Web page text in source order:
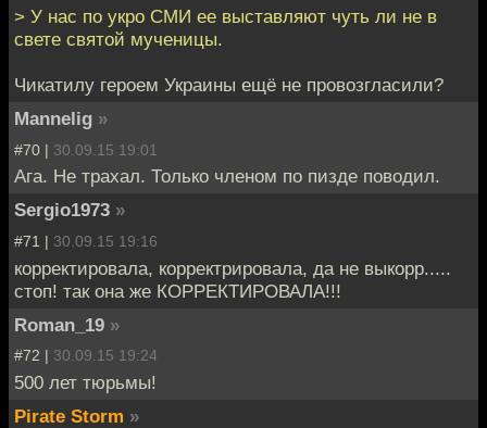
> У нас по укро СМИ ее выставляют чуть ли не в
свете святой мученицы.
Чикатилу героем Украины ещё не провозгласили?
Mannelig »
#70 | 30.09.15 19:01
Ага. Не трахал. Только членом по пизде поводил.
Sergio1973 »
#71 | 30.09.15 19:16
корректировала, корректрировала, да не выкорр.....
стоп! так она же КОРРЕКТИРОВАЛА!!!
Roman_19 »
#72 | 30.09.15 19:24
500 лет тюрьмы!
Pirate Storm »